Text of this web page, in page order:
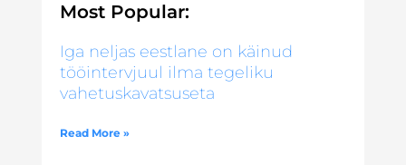
Most Popular:
Iga neljas eestlane on käinud
tööintervjuul ilma tegeliku
vahetuskavatsuseta
Read More »